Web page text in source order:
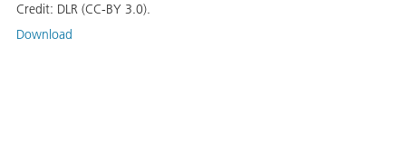
Credit: DLR (CC-BY 3.0).
Download